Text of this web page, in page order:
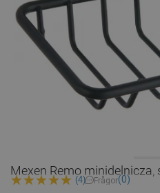
Mexen Remo minidelnicza,
(4) Frågor(0)